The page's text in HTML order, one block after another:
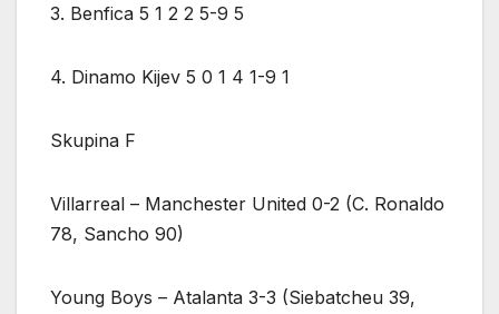
3. Benfica 5 1 2 2 5-9 5
4. Dinamo Kijev 5 0 1 4 1-9 1
Skupina F
Villarreal – Manchester United 0-2 (C. Ronaldo
78, Sancho 90)
Young Boys – Atalanta 3-3 (Siebatcheu 39,